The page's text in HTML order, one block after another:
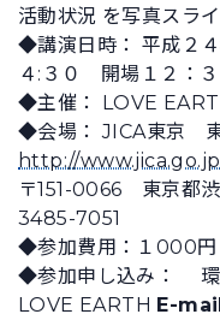
活動状況 を写真スラ
◆講演日時： 平成２
４:３０ 開場１２：
◆主催： LOVE
◆会場： JICA東京
http://
〒151-0066 東京都
3485-7051
◆参加費用：１000円
◆参加申し込み： 環
LOVE EARTH E-